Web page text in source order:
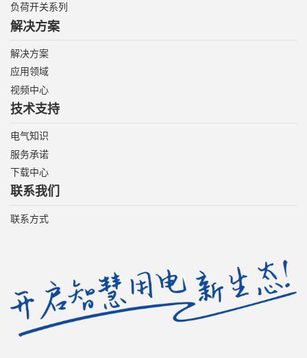
负荷开关系列
解决方案
解决方案
应用领域
视频中心
技术支持
电气知识
服务承诺
下载中心
联系我们
联系方式